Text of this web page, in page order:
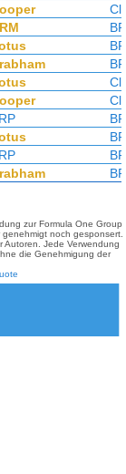
zur Formula One Group
noch gesponsert.
Autoren. Jede Verwendung
die Genehmigung der